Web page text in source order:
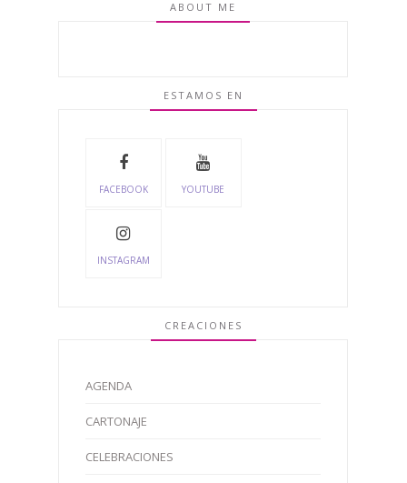
ABOUT ME
ESTAMOS EN
FACEBOOK YOUTUBE
INSTAGRAM
CREACIONES
AGENDA
CARTONAJE
CELEBRACIONES